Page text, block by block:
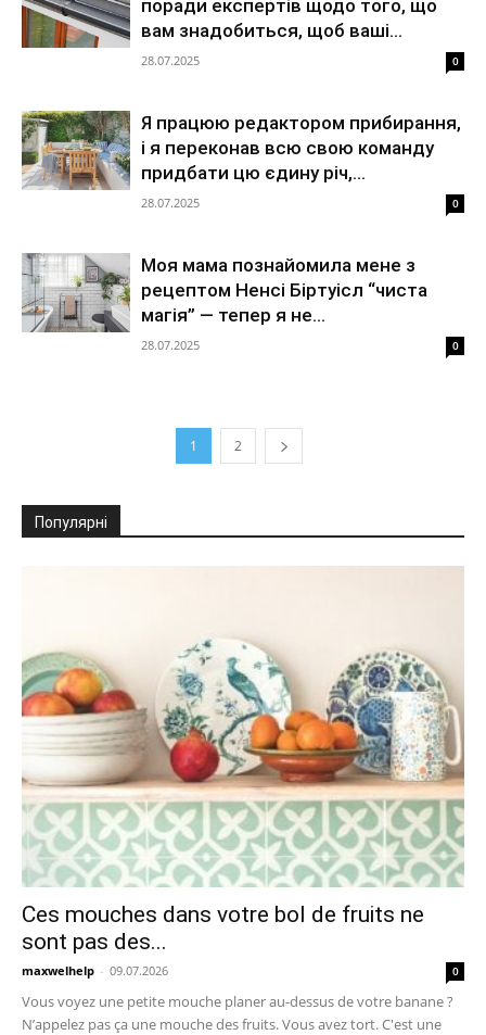
поради експертів щодо того, що
вам знадобиться, щоб ваші...
28.07.2025 0
Я працюю редактором прибирання,
і я переконав всю свою команду
придбати цю єдину річ,...
28.07.2025 0
Моя мама познайомила мене з
рецептом Ненсі Біртуісл “чиста
магія” — тепер я не...
28.07.2025 0
1 2
Популярні
Ces mouches dans votre bol de fruits ne
sont pas des...
maxwelhelp - 09.07.2026 0
Vous voyez une petite mouche planer au-dessus de votre banane ?
N’appelez pas ça une mouche des fruits. Vous avez tort. C'est une